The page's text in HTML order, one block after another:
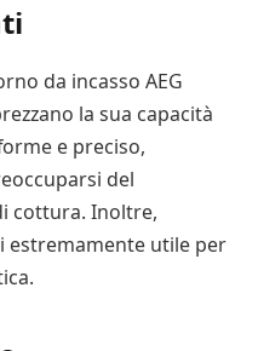
da incasso AEG
la sua capacità
e preciso,
del
cottura. Inoltre,
estremamente utile per